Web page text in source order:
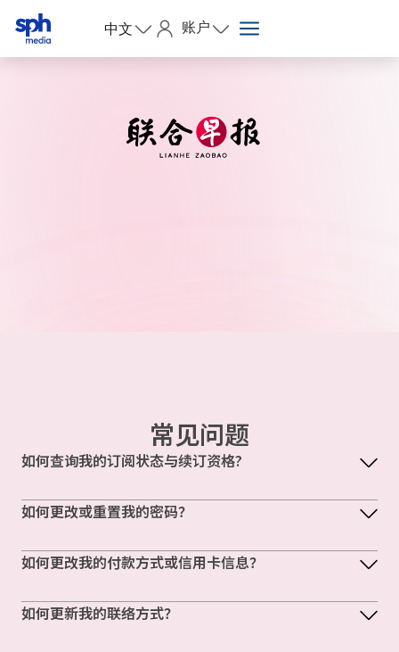
中文 账户
常见问题
如何查询我的订阅状态与续订资格?
如何更改或重置我的密码？
如何更改我的付款方式或信用卡信息？
如何更新我的联络方式？